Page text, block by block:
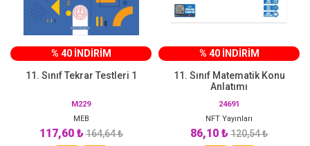
% 40 İNDİRİM
11. Sınıf Tekrar Testleri 1
M229
MEB
117,60 ₺164,64 ₺
% 40 İNDİRİM
11. Sınıf Matematik Konu
Anlatımı
24691
NFT Yayınları
86,10 ₺120,54 ₺